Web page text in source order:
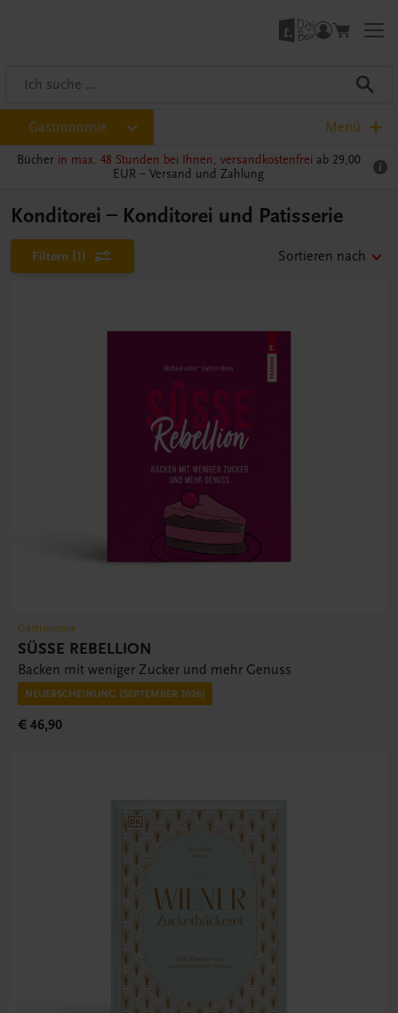
Gastronomie Menü
Bücher in max. 48 Stunden bei Ihnen, versandkostenfrei ab 29,00
EUR – Versand und Zahlung
Konditorei – Konditorei und Patisserie
Filtern (1) Sortieren nach
Gastronomie
SÜSSE REBELLION
Backen mit weniger Zucker und mehr Genuss
NEUERSCHEINUNG (SEPTEMBER 2026)
€ 46,90